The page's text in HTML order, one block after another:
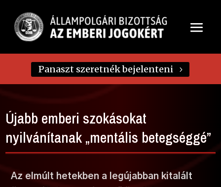
Panaszt szeretnék bejelenteni
Újabb emberi szokásokat
nyilvánítanak „mentális betegséggé”
Az elmúlt hetekben a legújabban kitalált